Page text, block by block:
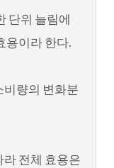
단위 늘림에
용이라 한다.
비량의 변화분
전체 효용은